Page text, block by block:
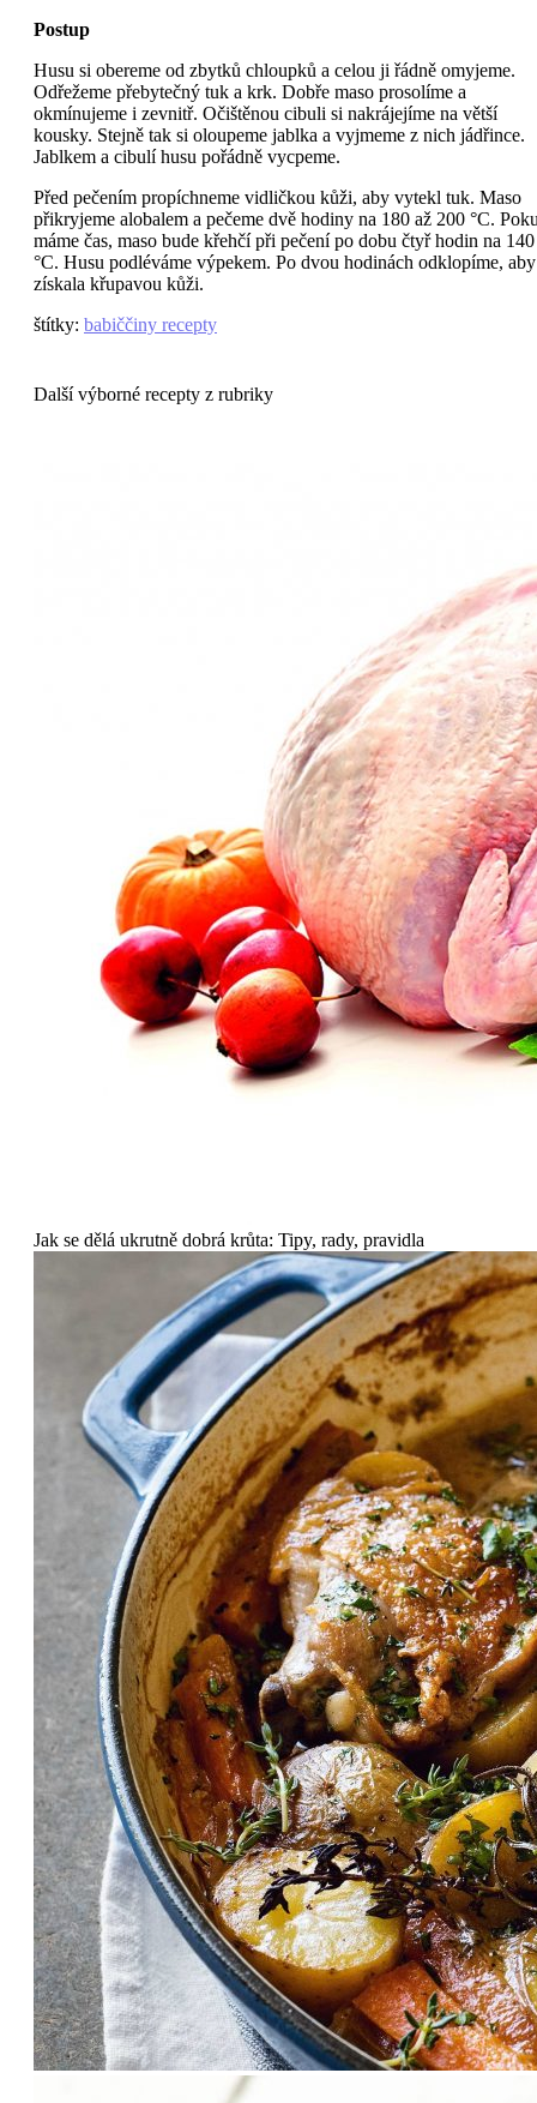
Postup
Husu si obereme od zbytků chloupků a celou ji řádně omyjeme.
Odřežeme přebytečný tuk a krk. Dobře maso prosolíme a
okmínujeme i zevnitř. Očištěnou cibuli si nakrájejíme na větší
kousky. Stejně tak si oloupeme jablka a vyjmeme z nich jádřince.
Jablkem a cibulí husu pořádně vycpeme.
Před pečením propíchneme vidličkou kůži, aby vytekl tuk. Maso
přikryjeme alobalem a pečeme dvě hodiny na 180 až 200 °C.
máme čas, maso bude křehčí při pečení po dobu čtyř hodin na 140
°C. Husu podléváme výpekem. Po dvou hodinách odklopíme, aby
získala křupavou kůži.
štítky: babiččiny recepty
Další výborné recepty z rubriky
Jak se dělá ukrutně dobrá krůta: Tipy, rady, pravidla